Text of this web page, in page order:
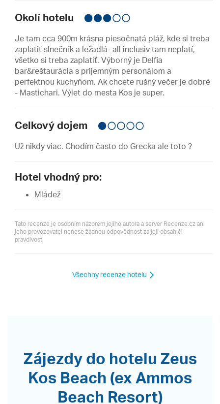
Okolí hotelu
Je tam cca 900m krásna piesočnatá pláž, kde si treba
zaplatiť slnečník a ležadlá- all inclusiv tam neplatí,
všetko si treba zaplatiť. Výborný je Delfia
bar&reštaurácia s prijemným personálom a
perfektnou kuchyňom. Ak chcete rušný večer je dobré
- Mastichari. Výlet do mesta Kos je super.
Celkový dojem
Už nikdy viac. Chodím často do Grecka ale toto ?
Hotel vhodný pro:
Mládež
Tato recenze je osobním názorem jejího autora a server Recenze.cz ani
jeho provozovatel nenese žádnou odpovědnost za její obsah či
pravdivost.
Všechny recenze hotelu
Zájezdy do hotelu Zeus
Kos Beach (ex Ammos
Beach Resort)